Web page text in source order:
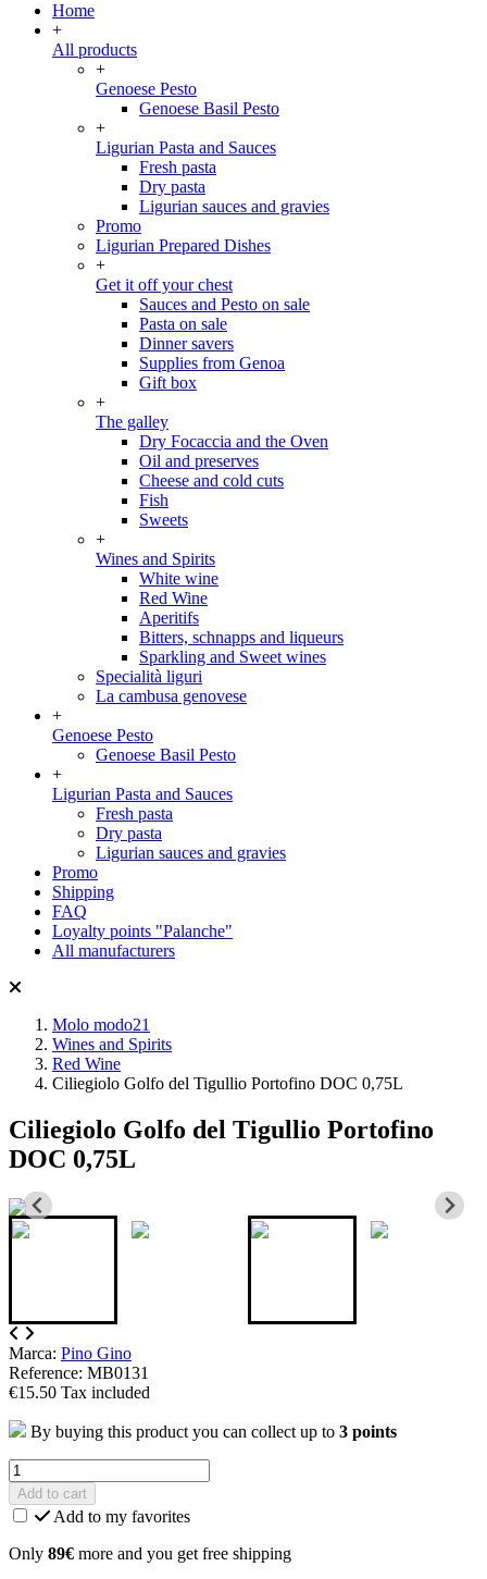
Home
+
All products
+
Genoese Pesto
Genoese Basil Pesto
+
Ligurian Pasta and Sauces
Fresh pasta
Dry pasta
Ligurian sauces and gravies
Promo
Ligurian Prepared Dishes
+
Get it off your chest
Sauces and Pesto on sale
Pasta on sale
Dinner savers
Supplies from Genoa
Gift box
+
The galley
Dry Focaccia and the Oven
Oil and preserves
Cheese and cold cuts
Fish
Sweets
+
Wines and Spirits
White wine
Red Wine
Aperitifs
Bitters, schnapps and liqueurs
Sparkling and Sweet wines
Specialità liguri
La cambusa genovese
+
Genoese Pesto
Genoese Basil Pesto
+
Ligurian Pasta and Sauces
Fresh pasta
Dry pasta
Ligurian sauces and gravies
Promo
Shipping
FAQ
Loyalty points "Palanche"
All manufacturers
Molo modo21
Wines and Spirits
Red Wine
Ciliegiolo Golfo del Tigullio Portofino DOC 0,75L
Ciliegiolo Golfo del Tigullio Portofino
DOC 0,75L
Marca: Pino Gino
Reference: MB0131
€15.50 Tax included
By buying this product you can collect up to 3 points
Add to cart
Add to my favorites
Only 89€ more and you get free shipping